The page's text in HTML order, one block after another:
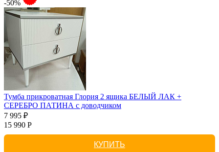
-50%
Тумба прикроватная Глория 2 ящика БЕЛЫЙ ЛАК +
СЕРЕБРО ПАТИНА с доводчиком
7 995 ₽
15 990 Р
КУПИТЬ